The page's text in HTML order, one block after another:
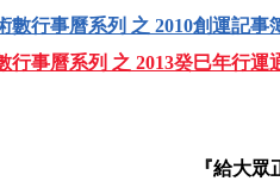
數行事曆系列 之 2010創運記事
行事曆系列 之 2013癸巳年行運
『給大